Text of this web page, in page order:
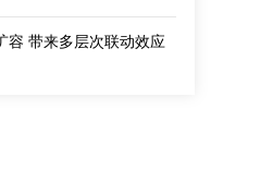
容 带来多层次联动效应